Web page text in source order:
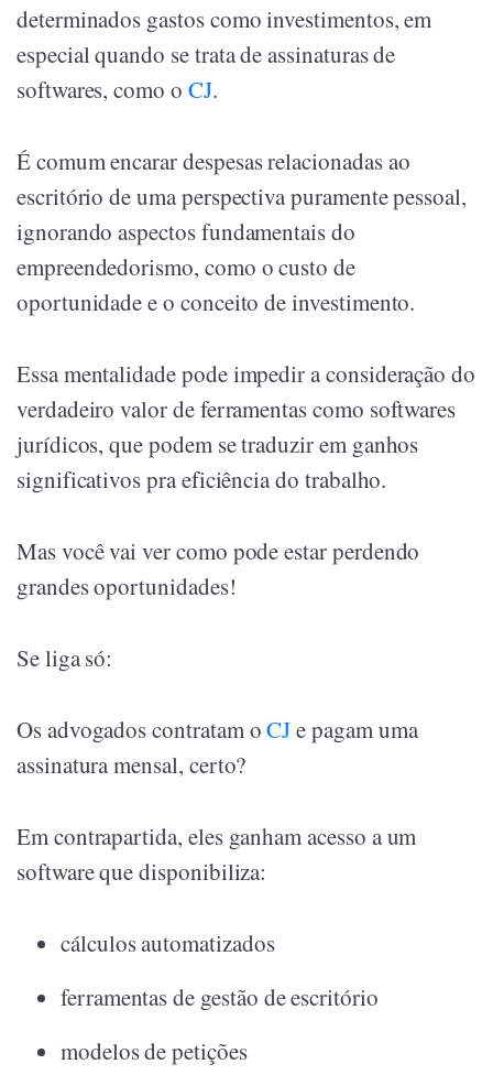
determinados gastos como investimentos, em
especial quando se trata de assinaturas de
softwares, como o CJ.
É comum encarar despesas relacionadas ao
escritório de uma perspectiva puramente pessoal,
ignorando aspectos fundamentais do
empreendedorismo, como o custo de
oportunidade e o conceito de investimento.
Essa mentalidade pode impedir a consideração do
verdadeiro valor de ferramentas como softwares
jurídicos, que podem se traduzir em ganhos
significativos pra eficiência do trabalho.
Mas você vai ver como pode estar perdendo
grandes oportunidades!
Se liga só:
Os advogados contratam oCJe pagam uma
assinatura mensal, certo?
Em contrapartida, eles ganham acesso a um
software que disponibiliza:
cálculos automatizados
ferramentas de gestão de escritório
modelos de petições